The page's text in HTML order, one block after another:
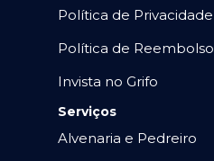
Política de Privacidade
Política de Reembolso
Invista no Grifo
Serviços
Alvenaria e Pedreiro